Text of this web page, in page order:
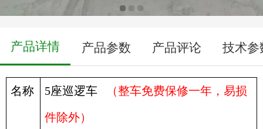
产品详情 产品参数 产品评论 技术参
名称 5座巡逻车 （整车免费保修一年，易损
件除外）